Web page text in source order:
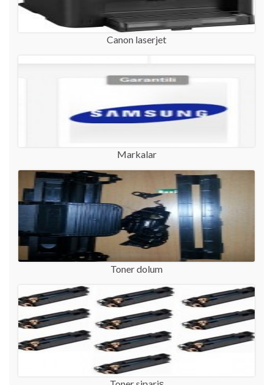
Canon laserjet
Markalar
Toner dolum